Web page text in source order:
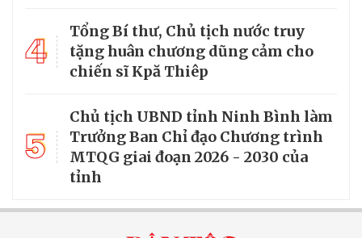
4
Tổng Bí thư, Chủ tịch nước truy
tặng huân chương dũng cảm cho
chiến sĩ Kpă Thiêp
5
Chủ tịch UBND tỉnh Ninh Bình làm
Trưởng Ban Chỉ đạo Chương trình
MTQG giai đoạn 2026 - 2030 của
tỉnh